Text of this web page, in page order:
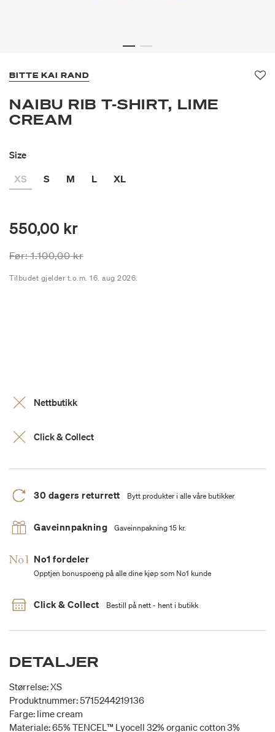
BITTE KAI RAND
NAIBU RIB T-SHIRT, LIME
CREAM
Size
XS
S M L XL
550,00 kr
Prisen er nedsatt fra
Før:1.100,00 krtil
Tilbudet gjelder t.o.m. 16. aug 2026.
Nettbutikk
Click & Collect
30 dagers returrett Bytt produkter i alle våre butikker
Gaveinnpakning Gaveinnpakning 15 kr.
No1 fordeler
Opptjen bonuspoeng på alle dine kjøp som No1 kunde
Click & Collect Bestill på nett - hent i butikk
DETALJER
Størrelse: XS
Produktnummer: 5715244219136
Farge: lime cream
Materiale: 65% TENCEL™ Lyocell 32% organic cotton 3%